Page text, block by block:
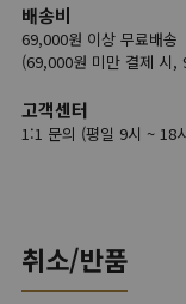
배송비
69,000원 이상 무료배송
(69,000원 미만 결제 시,
고객센터
1:1 문의 (평일 9시 ~ 18
취소/반품